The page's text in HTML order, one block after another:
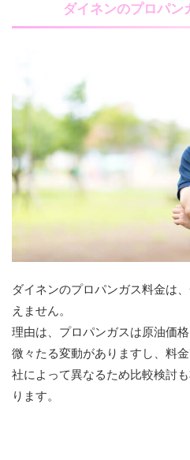
ダイネンのプロパン
ダイネンのプロパンガス料金は
えません。
理由は、プロパンガスは原油価
微々たる変動がありますし、料
社によって異なるため比較検討
ります。